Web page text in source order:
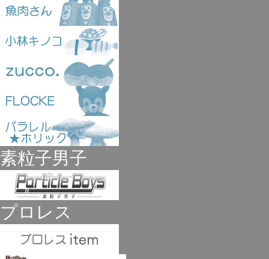
素粒子男子
プロレス